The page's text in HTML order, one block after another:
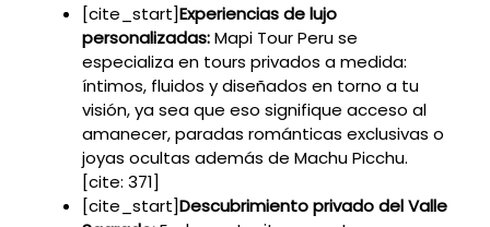
[cite_start]Experiencias de lujo
personalizadas:Mapi Tour Peru se
especializa en tours privados a medida:
íntimos, fluidos y diseñados en torno a tu
visión, ya sea que eso signifique acceso al
amanecer, paradas románticas exclusivas o
joyas ocultas además de Machu Picchu.
[cite: 371]
[cite_start]Descubrimiento privado del Valle